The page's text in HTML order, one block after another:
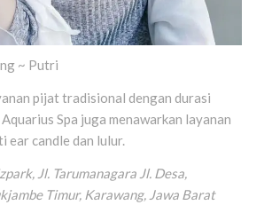
~ Putri
pijat tradisional dengan durasi
Spa juga menawarkan layanan
ear candle dan lulur.
Jl. Tarumanagara Jl. Desa,
Timur, Karawang, Jawa Barat